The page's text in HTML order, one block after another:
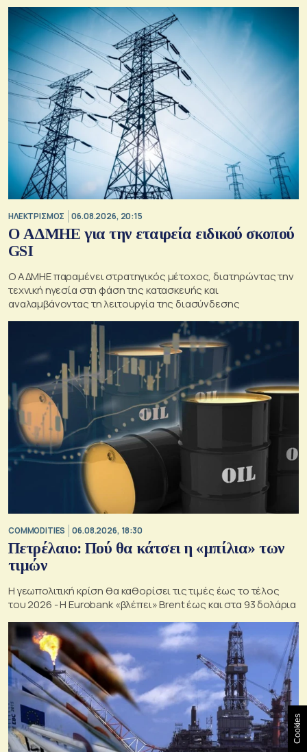
ΗΛΕΚΤΡΙΣΜΟΣ 06.08.2026, 20:15
O ΑΔΜΗΕ για την εταιρεία ειδικού σκοπού
GSI
O ΑΔΜΗΕ παραμένει στρατηγικός μέτοχος, διατηρώντας την
τεχνική ηγεσία στη φάση της κατασκευής και
αναλαμβάνοντας τη λειτουργία της διασύνδεσης
COMMODITIES 06.08.2026, 18:30
Πετρέλαιο: Πού θα κάτσει η «μπίλια» των
τιμών
Η γεωπολιτική κρίση θα καθορίσει τις τιμές έως το τέλος
του 2026 - Η Eurobank «βλέπει» Brent έως και στα 93 δολάρια
Cookies